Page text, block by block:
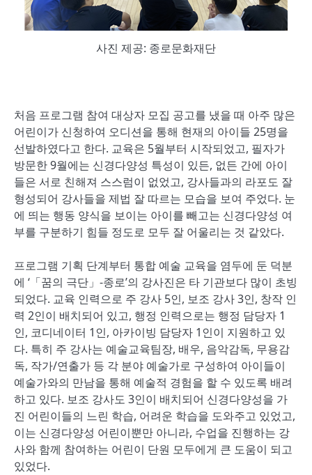
사진 제공: 종로문화재단
처음 프로그램 참여 대상자 모집 공고를 냈을 때 아주 많은
어린이가 신청하여 오디션을 통해 현재의 아이들 25명을
선발하였다고 한다. 교육은 5월부터 시작되었고, 필자가
방문한 9월에는 신경다양성 특성이 있든, 없든 간에 아이
들은 서로 친해져 스스럼이 없었고, 강사들과의 라포도 잘
형성되어 강사들을 제법 잘 따르는 모습을 보여 주었다. 눈
에 띄는 행동 양식을 보이는 아이를 빼고는 신경다양성 여
부를 구분하기 힘들 정도로 모두 잘 어울리는 것 같았다.
프로그램 기획 단계부터 통합 예술 교육을 염두에 둔 덕분
에 ‘「꿈의 극단」-종로’의 강사진은 타 기관보다 많이 초빙
되었다. 교육 인력으로 주 강사 5인, 보조 강사 3인, 창작 인
력 2인이 배치되어 있고, 행정 인력으로는 행정 담당자 1
인, 코디네이터 1인, 아카이빙 담당자 1인이 지원하고 있
다. 특히 주 강사는 예술교육팀장, 배우, 음악감독, 무용감
독, 작가/연출가 등 각 분야 예술가로 구성하여 아이들이
예술가와의 만남을 통해 예술적 경험을 할 수 있도록 배려
하고 있다. 보조 강사도 3인이 배치되어 신경다양성을 가
진 어린이들의 느린 학습, 어려운 학습을 도와주고 있었고,
이는 신경다양성 어린이뿐만 아니라, 수업을 진행하는 강
사와 함께 참여하는 어린이 단원 모두에게 큰 도움이 되고
있었다.